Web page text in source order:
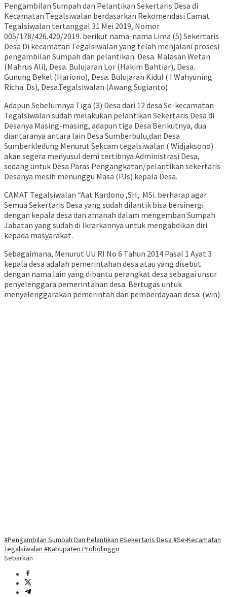
Pengambilan Sumpah dan Pelantikan Sekertaris Desa di
Kecamatan Tegalsiwalan berdasarkan Rekomendasi Camat
Tegalsiwalan tertanggal 31 Mei 2019, Nomor
005/178/426.420/2019. berikut nama-nama Lima (5) Sekertaris
Desa Di kecamatan Tegalsiwalan yang telah menjalani prosesi
pengambilan Sumpah dan pelantikan. Desa. Malasan Wetan
(Mahrus Ali), Desa. Bulujaran Lor (Hakim Bahtiar), Desa.
Gunung Bekel (Hariono), Desa. Bulujaran Kidul ( I Wahyuning
Richa. Ds), Desa.Tegalsiwalan (Awang Sugianto)
Adapun Sebelumnya Tiga (3) Desa dari 12 desa Se-kecamatan
Tegalsiwalan sudah melakukan pelantikan Sekertaris Desa di
Desanya Masing-masing, adapun tiga Desa Berikutnya, dua
diantaranya antara lain Desa Sumberbulu,dan Desa
Sumberkledung Menurut Sekcam tegalsiwalan ( Widjaksono)
akan segera menyusul demi tertibnya Administrasi Desa,
sedang untuk Desa Paras Pengangkatan/pelantikan sekertaris
Desanya mesih menunggu Masa (PJs) kepala Desa.
CAMAT Tegalsiwalan “Aat Kardono ,SH,. MSi. berharap agar
Semua Sekertaris Desa yang sudah dilantik bisa bersinergi
dengan kepala desa dan amanah dalam mengemban Sumpah
Jabatan yang sudah di Ikrarkannya untuk mengabdikan diri
kepada masyarakat.
Sebagaimana, Menurut UU RI No 6 Tahun 2014 Pasal 1 Ayat 3
kepala desa adalah pemerintahan desa atau yang disebut
dengan nama lain yang dibantu perangkat desa sebagai unsur
penyelenggara pemerintahan desa. Bertugas untuk
menyelenggarakan pemerintah dan pemberdayaan desa. (win)
#Pengambilan Sumpah Dan Pelantikan #Sekertaris Desa #Se-Kecamatan
Tegalsiwalan #Kabupaten Probolinggo
Sebarkan